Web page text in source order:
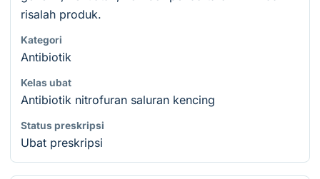
risalah produk.
Kategori
Antibiotik
Kelas ubat
Antibiotik nitrofuran saluran kencing
Status preskripsi
Ubat preskripsi